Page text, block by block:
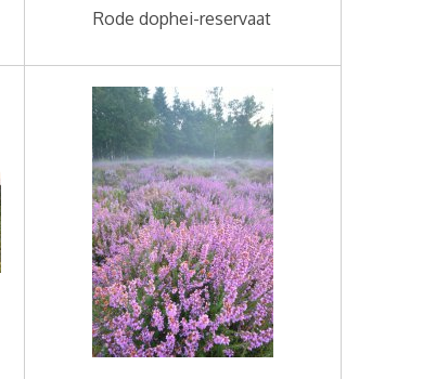
Rode dophei-reservaat